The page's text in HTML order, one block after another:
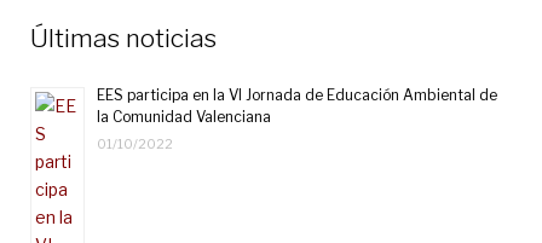
Últimas noticias
EES participa en la VI Jornada de Educación Ambiental de
la Comunidad Valenciana
01/10/2022